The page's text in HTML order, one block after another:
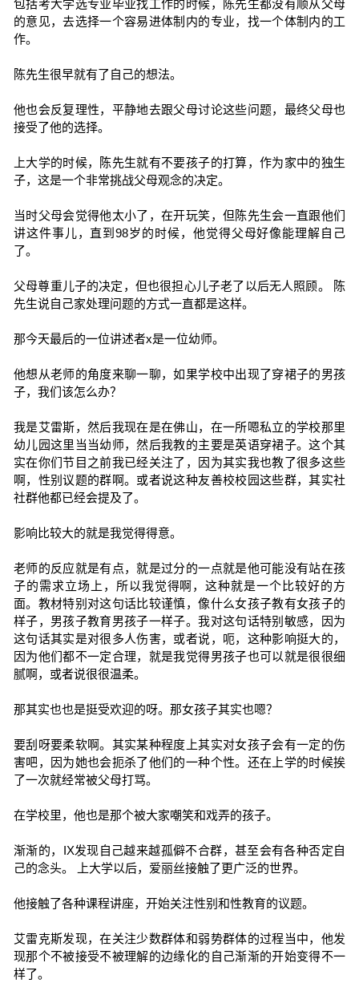
包括考大学选专业毕业找工作的时候，陈先生都没有顺从父母
的意见，去选择一个容易进体制内的专业，找一个体制内的工
作。
陈先生很早就有了自己的想法。
他也会反复理性，平静地去跟父母讨论这些问题，最终父母也
接受了他的选择。
上大学的时候，陈先生就有不要孩子的打算，作为家中的独生
子，这是一个非常挑战父母观念的决定。
当时父母会觉得他太小了，在开玩笑，但陈先生会一直跟他们
讲这件事儿，直到98岁的时候，他觉得父母好像能理解自己
了。
父母尊重儿子的决定，但也很担心儿子老了以后无人照顾。 陈
先生说自己家处理问题的方式一直都是这样。
那今天最后的一位讲述者x是一位幼师。
他想从老师的角度来聊一聊，如果学校中出现了穿裙子的男孩
子，我们该怎么办？
我是艾雷斯，然后我现在是在佛山，在一所嗯私立的学校那里
幼儿园这里当当幼师，然后我教的主要是英语穿裙子。这个其
实在你们节目之前我已经关注了，因为其实我也教了很多这些
啊，性别议题的群啊。或者说这种友善校校园这些群，其实社
社群他都已经会提及了。
影响比较大的就是我觉得得意。
老师的反应就是有点，就是过分的一点就是他可能没有站在孩
子的需求立场上，所以我觉得啊，这种就是一个比较好的方
面。教材特别对这句话比较谨慎，像什么女孩子教有女孩子的
样子，男孩子教育男孩子一样子。我对这句话特别敏感，因为
这句话其实是对很多人伤害，或者说，呃，这种影响挺大的，
因为他们都不一定合理，就是我觉得男孩子也可以就是很很细
腻啊，或者说很很温柔。
那其实也也是挺受欢迎的呀。那女孩子其实也嗯？
要刮呀要柔软啊。其实某种程度上其实对女孩子会有一定的伤
害吧，因为她也会扼杀了他们的一种个性。还在上学的时候挨
了一次就经常被父母打骂。
在学校里，他也是那个被大家嘲笑和戏弄的孩子。
渐渐的，IX发现自己越来越孤僻不合群，甚至会有各种否定自
己的念头。 上大学以后，爱丽丝接触了更广泛的世界。
他接触了各种课程讲座，开始关注性别和性教育的议题。
艾雷克斯发现，在关注少数群体和弱势群体的过程当中，他发
现那个不被接受不被理解的边缘化的自己渐渐的开始变得不一
样了。